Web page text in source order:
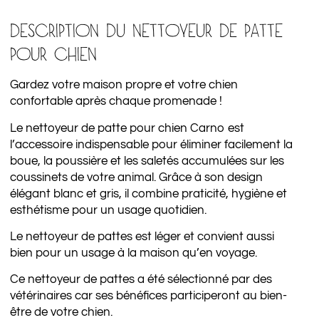
DESCRIPTION DU NETTOYEUR DE PATTE
POUR CHIEN
Gardez votre maison propre et votre chien
confortable après chaque promenade !
Le nettoyeur de patte pour chien Carno est
l’accessoire indispensable pour éliminer facilement la
boue, la poussière et les saletés accumulées sur les
coussinets de votre animal. Grâce à son design
élégant blanc et gris, il combine praticité, hygiène et
esthétisme pour un usage quotidien.
Le nettoyeur de pattes est léger et convient aussi
bien pour un usage à la maison qu’en voyage.
Ce nettoyeur de pattes a été sélectionné par des
vétérinaires car ses bénéfices participeront au bien-
être de votre chien.